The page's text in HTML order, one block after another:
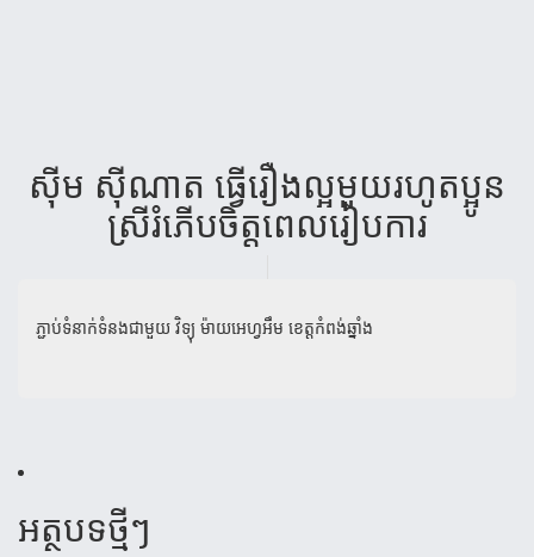
សុីម សុីណាត ធ្វើរឿងល្អមួយរហូតប្អូន
ស្រីរំភើបចិត្តពេលរៀបការ
ភ្ជាប់ទំនាក់ទំនងជាមួយវិទ្យុ ម៉ាយអេហ្វអឹម ខេត្តកំពង់ឆ្នាំង
អត្ថបទថ្មីៗ